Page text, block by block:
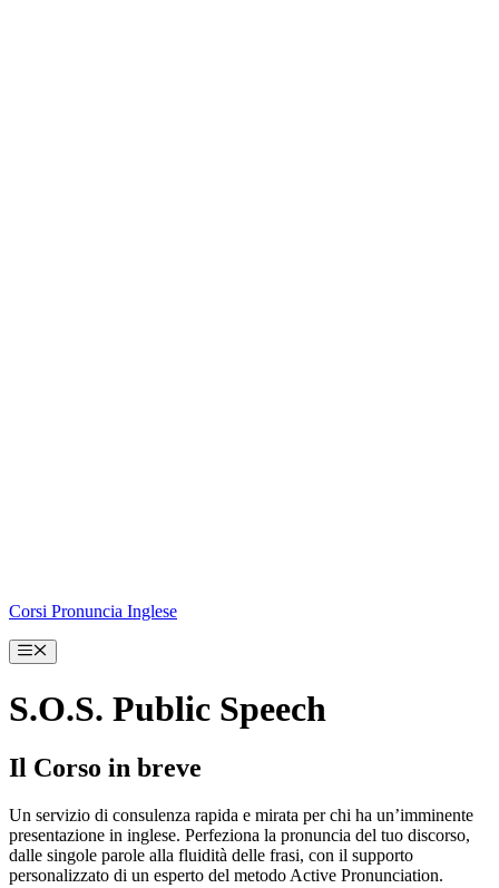
Corsi Pronuncia Inglese
Menu
S.O.S. Public Speech
Il Corso in breve
Un servizio di consulenza rapida e mirata per chi ha un’imminente
presentazione in inglese. Perfeziona la pronuncia del tuo discorso,
dalle singole parole alla fluidità delle frasi, con il supporto
personalizzato di un esperto del metodo Active Pronunciation.